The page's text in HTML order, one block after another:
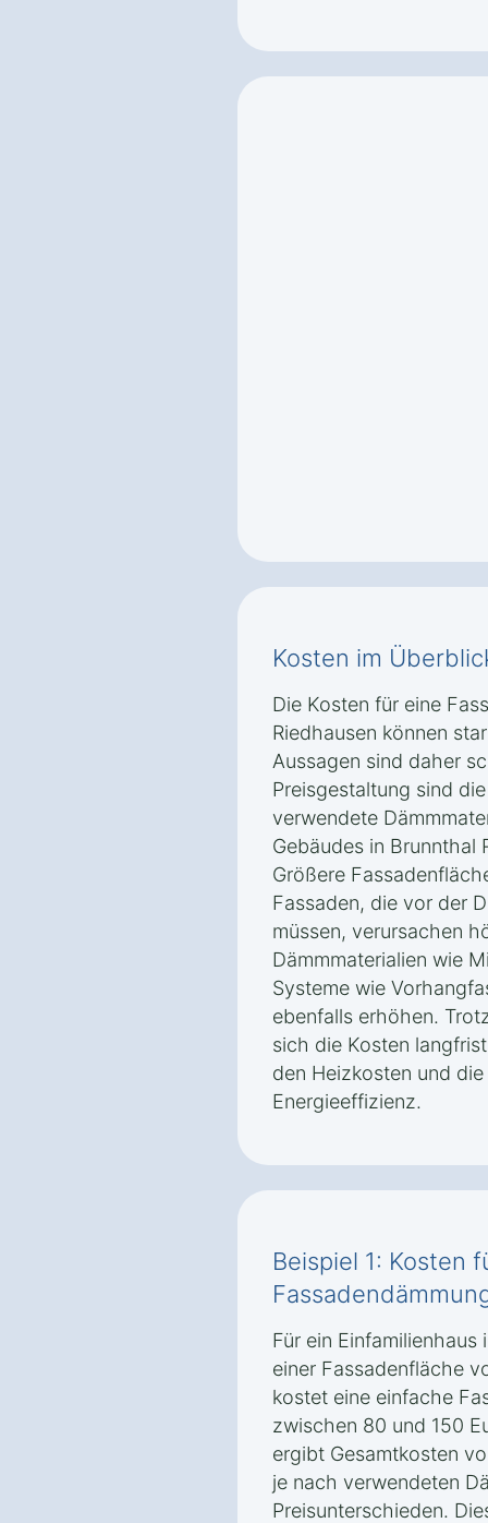
Kosten im
Die Kosten für eine
Riedhausen können
Aussagen sind daher
Preisgestaltung sind
verwendete
Gebäudes in Brunnthal
Größere
Fassaden, die vor der
müssen, verursachen
Dämmmaterialien wie
Systeme wie
ebenfalls erhöhen.
sich die Kosten
den Heizkosten und
Energieeffizienz.
Beispiel 1: Kosten
Für ein Einfamilienhaus
einer Fassadenfläche
kostet eine einfache
zwischen 80 und 150
ergibt Gesamtkosten
je nach verwendeten
Preisunterschieden.